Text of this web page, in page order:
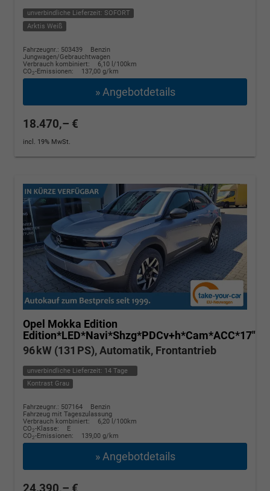
unverbindliche Lieferzeit: SOFORT
Arktis Weiß
Fahrzeugnr.: 503439
Benzin
Jungwagen/Gebrauchtwagen
Verbrauch kombiniert:
6,10 l/100km
CO2-Emissionen: 137,00 g/km
» Angebotdetails
18.470,– €
incl. 19% MwSt.
Opel Mokka Edition
Edition*LED*Navi*Shzg*PDCv+h*Cam*ACC*17"
96 kW (131 PS), Automatik, Frontantrieb
unverbindliche Lieferzeit: 14 Tage
Kontrast Grau
Fahrzeugnr.: 507164
Benzin
Fahrzeug mit Tageszulassung
Verbrauch kombiniert:
6,20 l/100km
CO2-Klasse:
E
CO2-Emissionen: 139,00 g/km
» Angebotdetails